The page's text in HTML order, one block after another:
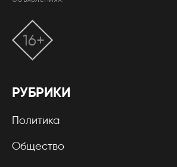
РУБРИКИ
Политика
Общество
16+